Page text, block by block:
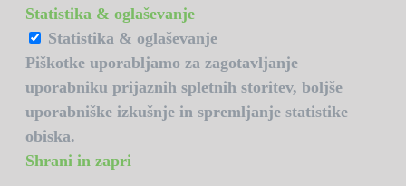
Statistika & oglaševanje
Statistika & oglaševanje
Piškotke uporabljamo za zagotavljanje
uporabniku prijaznih spletnih storitev, boljše
uporabniške izkušnje in spremljanje statistike
obiska.
Shrani in zapri